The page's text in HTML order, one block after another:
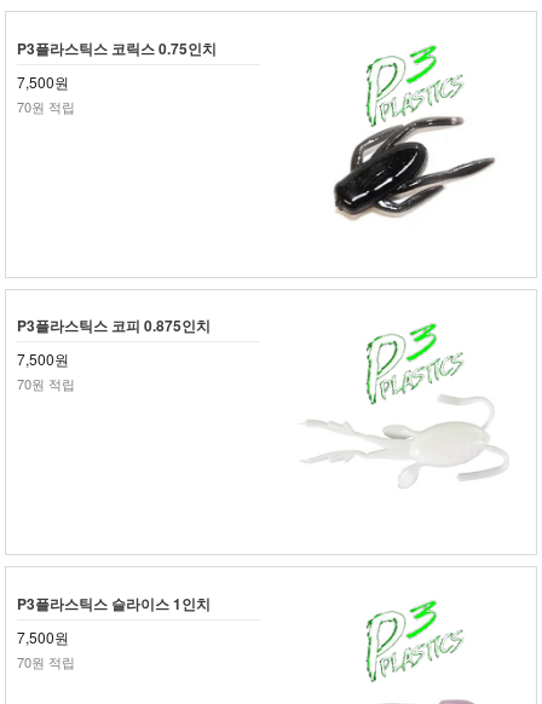
P3플라스틱스 코릭스 0.75인치
7,500원
70원 적립
P3플라스틱스 코피 0.875인치
7,500원
70원 적립
P3플라스틱스 슬라이스 1인치
7,500원
70원 적립